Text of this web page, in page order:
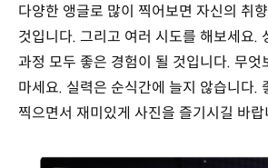
다양한 앵글로 많이 찍어보면 자신의 취
것입니다. 그리고 여러 시도를 해보세요.
과정 모두 좋은 경험이 될 것입니다. 무엇
마세요. 실력은 순식간에 늘지 않습니다.
찍으면서 재미있게 사진을 즐기시길 바랍